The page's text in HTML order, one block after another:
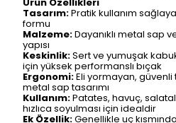
Tasarım:Pratik kullanım
formu
Malzeme:Dayanıklı metal sap
yapısı
Keskinlik:Sert ve yumuşak
için yüksek performanslı bıçak
Ergonomi:Eli yormayan,
metal sap tasarımı
Kullanım:Patates, havuç,
hızlıca soyulması için idealdir
Ek Özellik:Genellikle uç